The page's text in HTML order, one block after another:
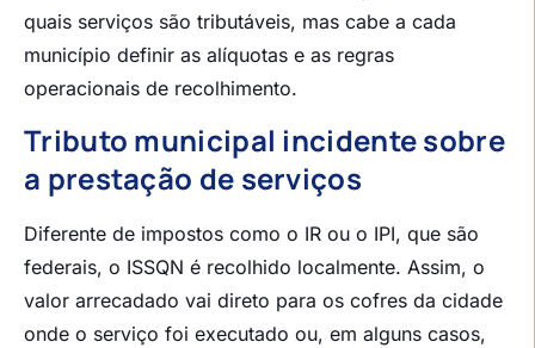
quais serviços são tributáveis, mas cabe a cada
município definir as alíquotas e as regras
operacionais de recolhimento.
Tributo municipal incidente sobre
a prestação de serviços
Diferente de impostos como o IR ou o IPI, que são
federais, o ISSQN é recolhido localmente. Assim, o
valor arrecadado vai direto para os cofres da cidade
onde o serviço foi executado ou, em alguns casos,